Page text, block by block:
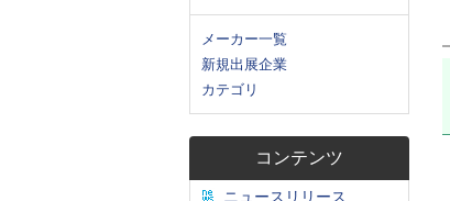
メーカー一覧
新規出展企業
カテゴリ
コンテンツ
ニュースリリース